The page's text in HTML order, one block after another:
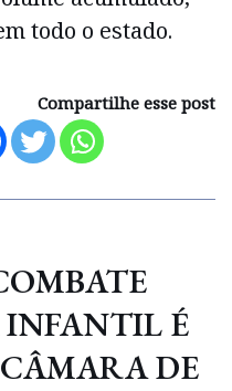
todo o estado.
Compartilhe esse post
É
DE